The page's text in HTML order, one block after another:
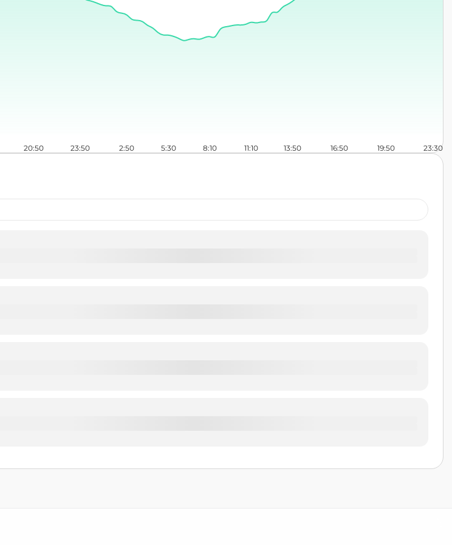
20:50 23:50 2:50 5:30 8:10 11:10 13:50 16:50 19:50 23:30